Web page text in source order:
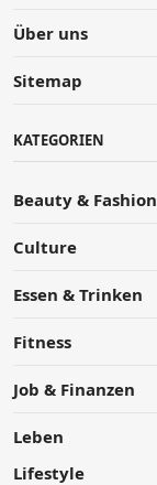
Über uns
Sitemap
KATEGORIEN
Beauty & Fashion
Culture
Essen & Trinken
Fitness
Job & Finanzen
Leben
Lifestyle